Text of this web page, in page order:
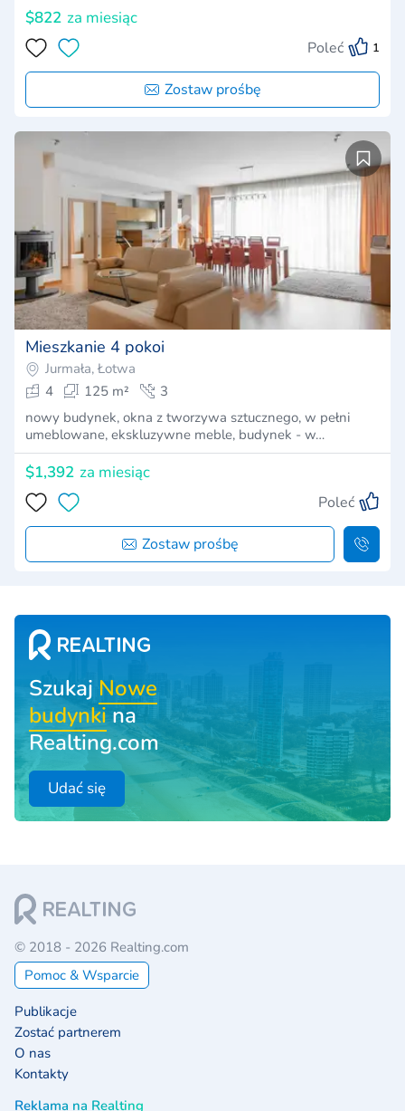
$822 za miesiąc
Poleć 1
Zostaw prośbę
Mieszkanie 4 pokoi
Jurmała, Łotwa
4
125 m²
3
nowy budynek, okna z tworzywa sztucznego, w pełni
umeblowane, ekskluzywne meble, budynek - w…
$1,392 za miesiąc
Poleć
Zostaw prośbę
Szukaj Nowe
budynkina
Realting.com
Udać się
© 2018 - 2026 Realting.com
Pomoc & Wsparcie
Publikacje
Zostać partnerem
O nas
Kontakty
Reklama na Realting